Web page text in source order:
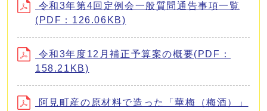
令和3年第4回定例会一般質問通告事項一覧
(PDF：126.06KB)
令和3年度12月補正予算案の概要(PDF：
158.21KB)
阿見町産の原材料で造った「華梅（梅酒）」